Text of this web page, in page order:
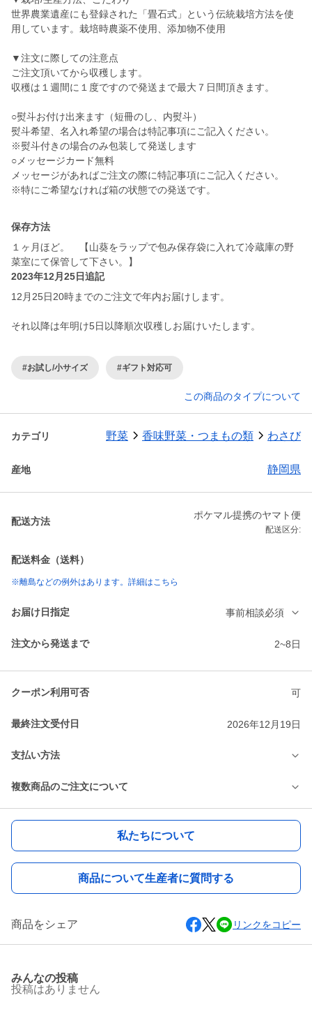
世界農業遺産にも登録された「畳石式」という伝統栽培方法を使
用しています。栽培時農薬不使用、添加物不使用
▼注文に際しての注意点
ご注文頂いてから収穫します。
収穫は１週間に１度ですので発送まで最大７日間頂きます。
○熨斗お付け出来ます（短冊のし、内熨斗）
熨斗希望、名入れ希望の場合は特記事項にご記入ください。
※熨斗付きの場合のみ包装して発送します
○メッセージカード無料
メッセージがあればご注文の際に特記事項にご記入ください。
※特にご希望なければ箱の状態での発送です。
保存方法
１ヶ月ほど。 【山葵をラップで包み保存袋に入れて冷蔵庫の野
菜室にて保管して下さい。】
2023年12月25日追記
12月25日20時までのご注文で年内お届けします。
それ以降は年明け5日以降順次収穫しお届けいたします。
#お試し/小サイズ #ギフト対応可
この商品のタイプについて
カテゴリ 野菜 香味野菜・つまもの類 わさび
産地 静岡県
配送方法
ポケマル提携のヤマト便
配送区分:
配送料金（送料）
※離島などの例外はあります。詳細はこちら
お届け日指定 事前相談必須
注文から発送まで 2~8日
クーポン利用可否 可
最終注文受付日 2026年12月19日
支払い方法
複数商品のご注文について
私たちについて
商品について生産者に質問する
商品をシェア リンクをコピー
みんなの投稿
投稿はありません